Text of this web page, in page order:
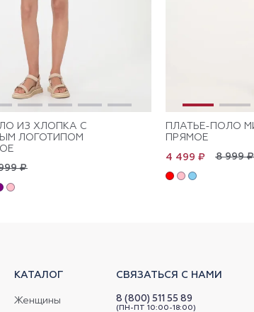
ИЗ ХЛОПКА С
ЛОГОТИПОМ
₽
ПЛАТЬЕ-ПОЛО
ПРЯМОЕ
8 999 ₽
4 499 ₽
КАТАЛОГ
Женщины
СВЯЗАТЬСЯ С НАМИ
8 (800) 511 55 89
(ПН-ПТ 10:00-18:00)